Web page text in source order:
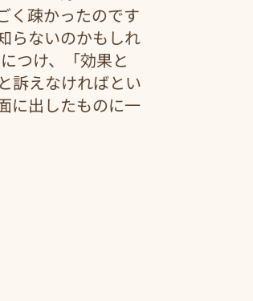
く疎かったのです
らないのかもしれ
つけ、「効果と
訴えなければとい
に出したものに一